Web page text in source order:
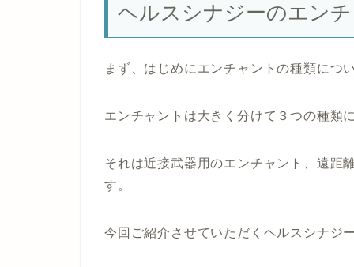
ヘルスシナジーのエン
まず、はじめにエンチャントの種類につ
エンチャントは大きく分けて３つの種類
それは近接武器用のエンチャント、遠距
す。
今回ご紹介させていただくヘルスシナジ